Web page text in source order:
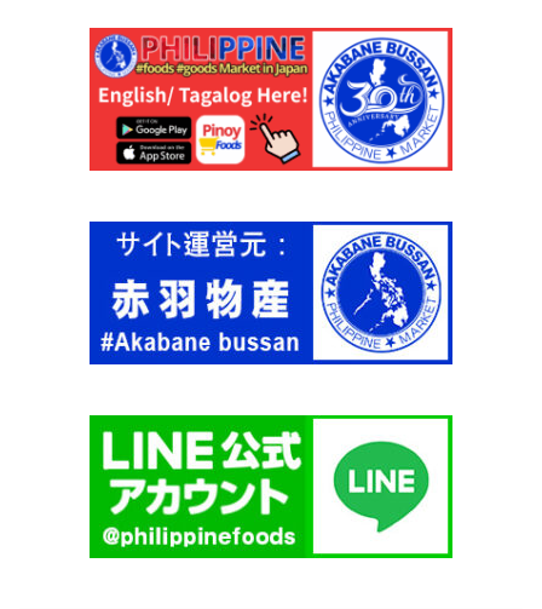
ノ
イ
パ
ー
テ
ィ
ー
ス
ル
2
0
g
【
H
U
'
S
】
個